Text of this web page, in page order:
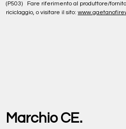
(P503)   Fare riferimento al produttore/
riciclaggio, o visitare il sito:
Marchio CE.